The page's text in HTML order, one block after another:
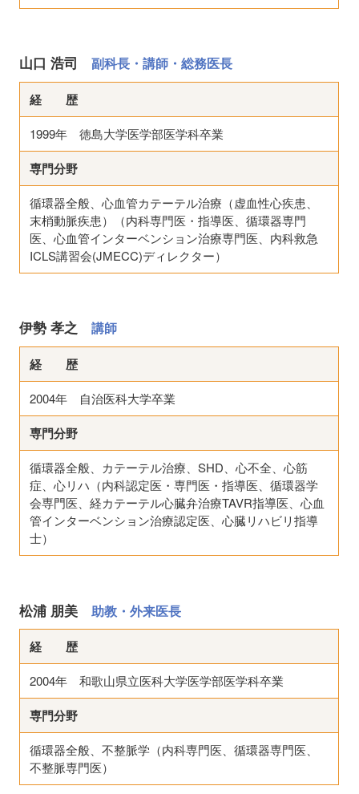
山口 浩司副科長・講師・総務医長
経 歴
1999年 徳島大学医学部医学科卒業
専門分野
循環器全般、心血管カテーテル治療（虚血性心疾患、
末梢動脈疾患）（内科専門医・指導医、循環器専門
医、心血管インターベンション治療専門医、内科救急
ICLS講習会(JMECC)ディレクター）
伊勢 孝之講師
経 歴
2004年 自治医科大学卒業
専門分野
循環器全般、カテーテル治療、SHD、心不全、心筋
症、心リハ（内科認定医・専門医・指導医、循環器学
会専門医、経カテーテル心臓弁治療TAVR指導医、心血
管インターベンション治療認定医、心臓リハビリ指導
士）
松浦 朋美助教・外来医長
経 歴
2004年 和歌山県立医科大学医学部医学科卒業
専門分野
循環器全般、不整脈学（内科専門医、循環器専門医、
不整脈専門医）